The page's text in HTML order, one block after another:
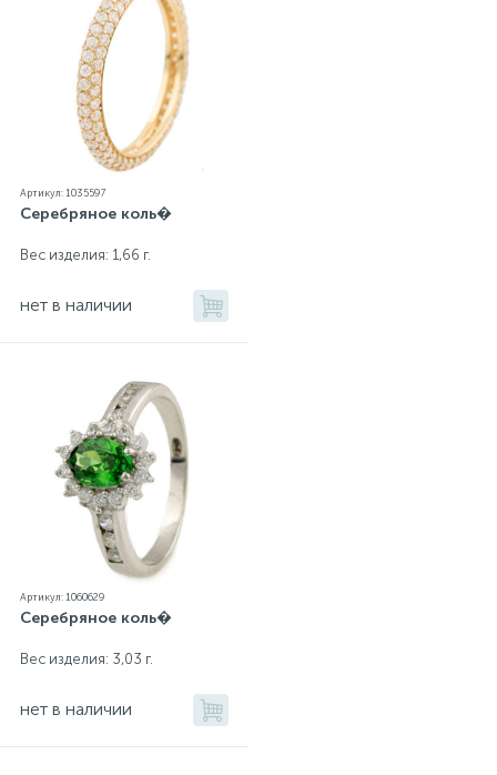
Артикул: 1035597
Серебряное коль�
Вес изделия: 1,66 г.
нет в наличии
Артикул: 1060629
Серебряное коль�
Вес изделия: 3,03 г.
нет в наличии